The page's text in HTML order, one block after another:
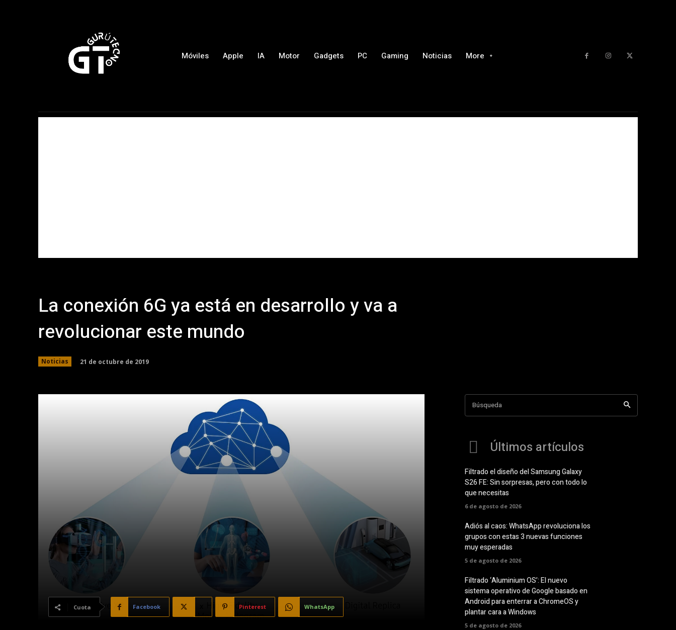
Móviles Apple IA Motor Gadgets PC Gaming Noticias More
La conexión 6G ya está en desarrollo y va a
revolucionar este mundo
Noticias 21 de octubre de 2019
Cuota Facebook Pinterest WhatsApp
Búsqueda
Últimos artículos
Filtrado el diseño del Samsung Galaxy
S26 FE: Sin sorpresas, pero con todo lo
que necesitas
6 de agosto de 2026
Adiós al caos: WhatsApp revoluciona los
grupos con estas 3 nuevas funciones
muy esperadas
5 de agosto de 2026
Filtrado ‘Aluminium OS’: El nuevo
sistema operativo de Google basado en
Android para enterrar a ChromeOS y
plantar cara a Windows
5 de agosto de 2026